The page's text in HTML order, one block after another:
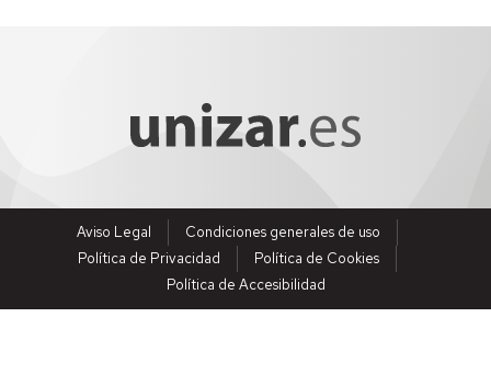
Aviso Legal
Condiciones generales de uso
Política de Privacidad
Política de Cookies
Política de Accesibilidad